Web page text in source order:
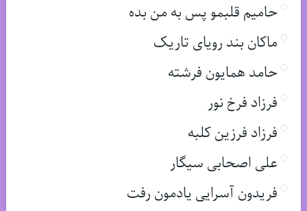
حامیم قلبمو پس به من بده
ماکان بند رویای تاریک
حامد همایون فرشته
فرزاد فرخ نور
فرزاد فرزین کلبه
علی اصحابی سیگار
فریدون آسرایی یادمون رفت